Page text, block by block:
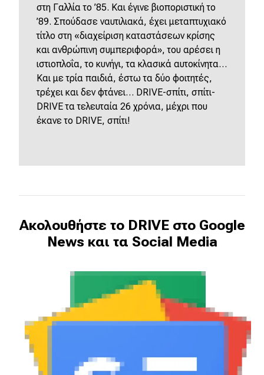
στη Γαλλία το ’85. Και έγινε βιοποριστική το
’89. Σπούδασε ναυτιλιακά, έχει μεταπτυχιακό
τίτλο στη «διαχείριση καταστάσεων κρίσης
και ανθρώπινη συμπεριφορά», του αρέσει η
ιστιοπλοΐα, το κυνήγι, τα κλασικά αυτοκίνητα…
Kαι με τρία παιδιά, έστω τα δύο φοιτητές,
τρέχει και δεν φτάνει… DRIVE-σπίτι, σπίτι-
DRIVE τα τελευταία 26 χρόνια, μέχρι που
έκανε το DRIVE, σπίτι!
Ακολουθήστε το DRIVE στο Google
News και τα Social Media